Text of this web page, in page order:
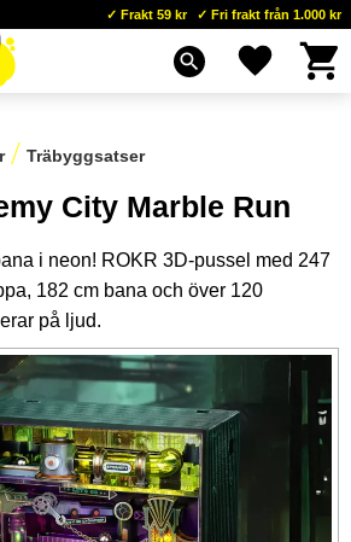
Frakt 59 kr Fri frakt från 1.000 kr
search Favoriter
Träbyggsatser
City Marble Run
i neon! ROKR 3D-pussel med 247
182 cm bana och över 120
på ljud.